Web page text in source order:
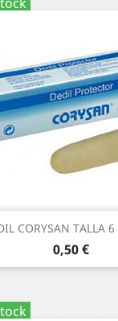
CORYSAN TALLA 6
Precio
0,50 €